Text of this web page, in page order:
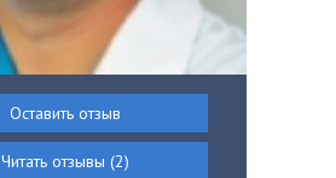
Оставить отзыв
Читать отзывы (2)